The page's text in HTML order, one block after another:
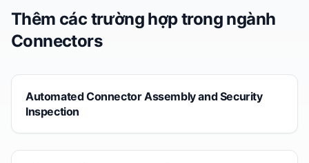
Thêm các trường hợp trong ngành
Connectors
Automated Connector Assembly and Security
Inspection